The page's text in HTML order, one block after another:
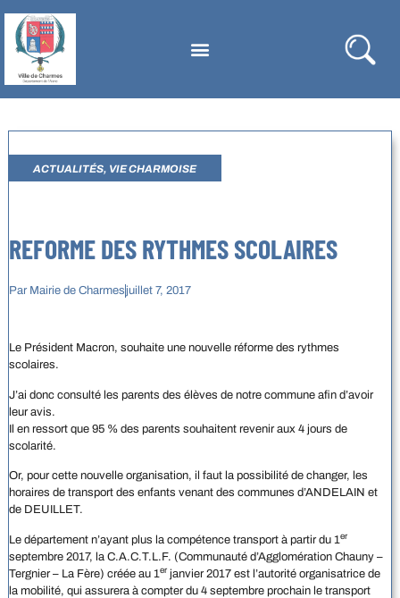
ACTUALITÉS, VIE CHARMOISE
REFORME DES RYTHMES SCOLAIRES
ParMairie de Charmes juillet 7, 2017
Le Président Macron, souhaite une nouvelle réforme des rythmes
scolaires.
J’ai donc consulté les parents des élèves de notre commune afin d’avoir
leur avis.
Il en ressort que 95 % des parents souhaitent revenir aux 4 jours de
scolarité.
Or, pour cette nouvelle organisation, il faut la possibilité de changer, les
horaires de transport des enfants venant des communes d’ANDELAIN et
de DEUILLET.
Le département n’ayant plus la compétence transport à partir du 1er
septembre 2017, la C.A.C.T.L.F. (Communauté d’Agglomération Chauny –
Tergnier – La Fère) créée au 1erjanvier 2017 est l’autorité organisatrice de
la mobilité, qui assurera à compter du 4 septembre prochain le transport